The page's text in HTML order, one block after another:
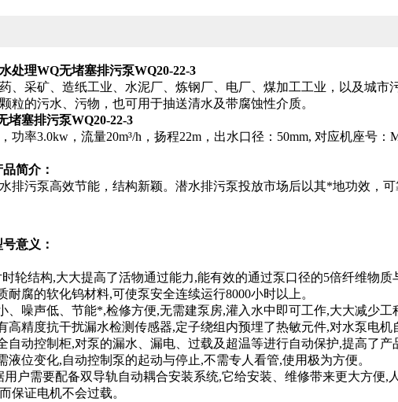
处理WQ无堵塞排污泵WQ20-22-3
、采矿、造纸工业、水泥厂、炼钢厂、电厂、煤加工工业，以及城市
粒的污水、污物，也可用于抽送清水及带腐蚀性介质。
堵塞排污泵WQ20-22-3
功率3.0kw，流量20m³/h，扬程22m，出水口径：50mm, 对应机座号：
简介：
排污泵高效节能，结构新颖。潜水排污泵投放市场后以其*地功效，
意义：
轮结构,大大提高了活物通过能力,能有效的通过泵口径的5倍纤维物质
耐腐的软化钨材料,可使泵安全连续运行8000小时以上。
、噪声低、节能*,检修方便,无需建泵房,灌入水中即可工作,大大减少工
高精度抗干扰漏水检测传感器,定子绕组内预埋了热敏元件,对水泵电机
自动控制柜,对泵的漏水、漏电、过载及超温等进行自动保护,提高了产
液位变化,自动控制泵的起动与停止,不需专人看管,使用极为方便。
户需要配备双导轨自动耦合安装系统,它给安装、维修带来更大方便,
保证电机不会过载。